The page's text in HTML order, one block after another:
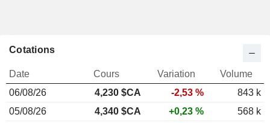
Cotations
Date Cours Variation
Volume
06/08/26
4,230 $CA -2,53 %
843 k
05/08/26
4,340 $CA +0,23 %
568 k